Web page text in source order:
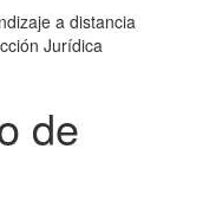
a distancia
Jurídica
de